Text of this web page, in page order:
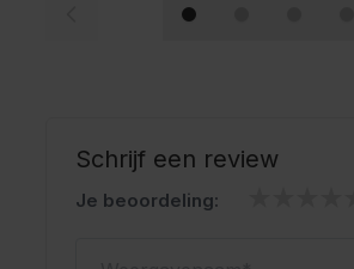
Schrijf een review
Je beoordeling: